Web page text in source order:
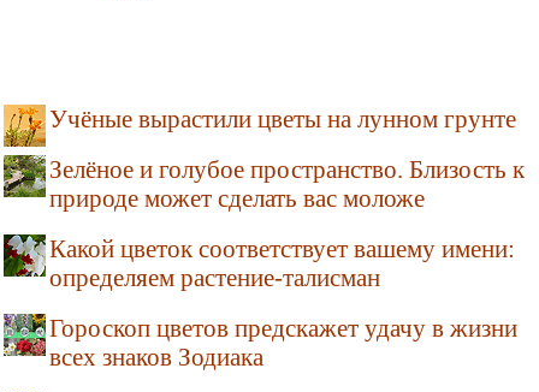
Учёные вырастили цветы на лунном грунте
Зелёное и голубое пространство. Близость к
природе может сделать вас моложе
Какой цветок соответствует вашему имени:
определяем растение-талисман
Гороскоп цветов предскажет удачу в жизни
всех знаков Зодиака